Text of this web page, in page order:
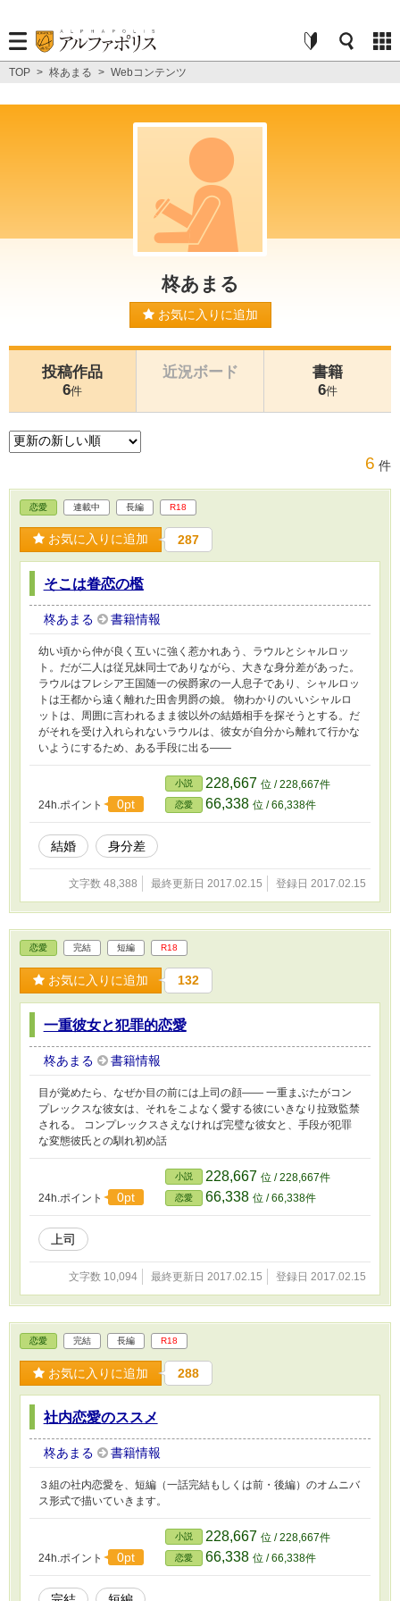
TOP > 柊あまる > Webコンテンツ
柊あまる
お気に入りに追加
投稿作品
6件
近況ボード
書籍
6件
6 件
恋愛 連載中 長編 R18
お気に入りに追加 287
そこは眷恋の檻
柊あまる 書籍情報
幼い頃から仲が良く互いに強く惹かれあう、ラウルとシャルロッ
ト。だが二人は従兄妹同士でありながら、大きな身分差があった。
ラウルはフレシア王国随一の侯爵家の一人息子であり、シャルロッ
トは王都から遠く離れた田舎男爵の娘。 物わかりのいいシャルロ
ットは、周囲に言われるまま彼以外の結婚相手を探そうとする。だ
がそれを受け入れられないラウルは、彼女が自分から離れて行かな
いようにするため、ある手段に出る――
24h.ポイント 0pt
小説 228,667 位 / 228,667件
恋愛 66,338 位 / 66,338件
結婚 身分差
文字数 48,388 最終更新日 2017.02.15 登録日 2017.02.15
恋愛 完結 短編 R18
お気に入りに追加 132
一重彼女と犯罪的恋愛
柊あまる 書籍情報
目が覚めたら、なぜか目の前には上司の顔―― 一重まぶたがコン
プレックスな彼女は、それをこよなく愛する彼にいきなり拉致監禁
される。 コンプレックスさえなければ完璧な彼女と、手段が犯罪
な変態彼氏との馴れ初め話
24h.ポイント 0pt
小説 228,667 位 / 228,667件
恋愛 66,338 位 / 66,338件
上司
文字数 10,094 最終更新日 2017.02.15 登録日 2017.02.15
恋愛 完結 長編 R18
お気に入りに追加 288
社内恋愛のススメ
柊あまる 書籍情報
３組の社内恋愛を、短編（一話完結もしくは前・後編）のオムニバ
ス形式で描いていきます。
24h.ポイント 0pt
小説 228,667 位 / 228,667件
恋愛 66,338 位 / 66,338件